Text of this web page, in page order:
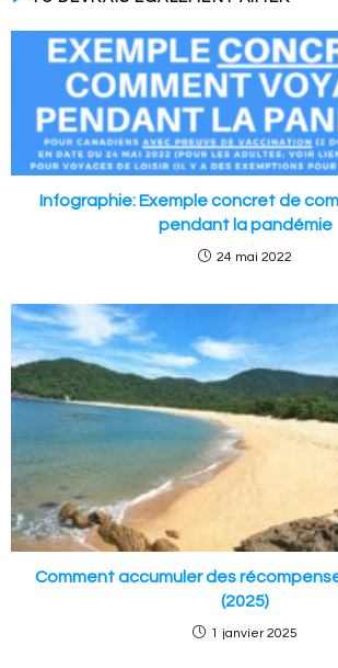
Infographie: Exemple concret de
pendant la pandémie
24 mai 2022
Comment accumuler des
(2025)
1 janvier 2025